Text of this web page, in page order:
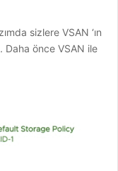
sizlere VSAN ‘ın
Daha önce VSAN ile